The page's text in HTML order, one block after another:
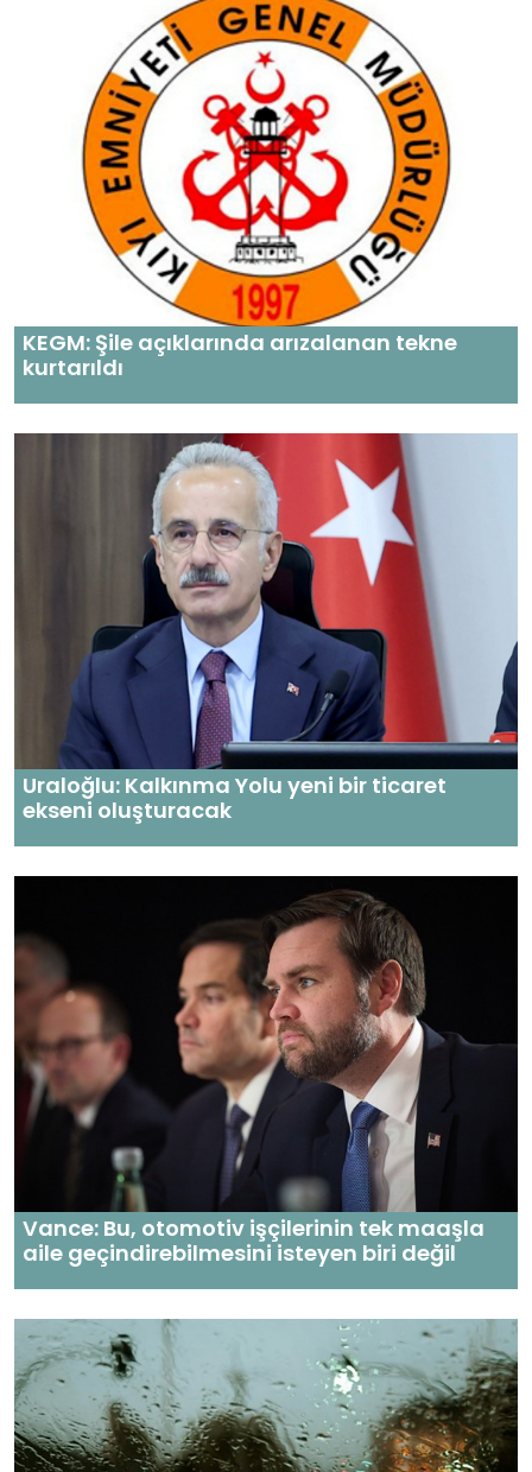
KEGM: Şile açıklarında arızalanan tekne
kurtarıldı
Uraloğlu: Kalkınma Yolu yeni bir ticaret
ekseni oluşturacak
Vance: Bu, otomotiv işçilerinin tek maaşla
aile geçindirebilmesini isteyen biri değil